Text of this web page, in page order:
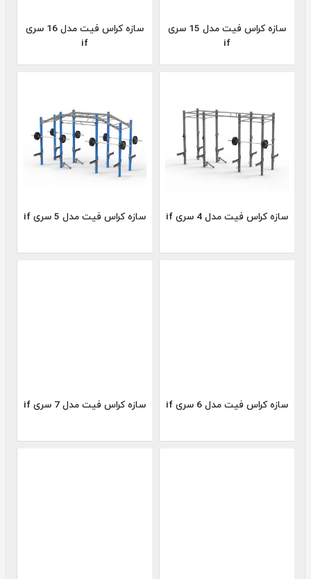
سازه کراس فیت مدل 15 سری
if
سازه کراس فیت مدل 16 سری
if
سازه کراس فیت مدل 4 سری if سازه کراس فیت مدل 5 سری if
سازه کراس فیت مدل 6 سری if سازه کراس فیت مدل 7 سری if